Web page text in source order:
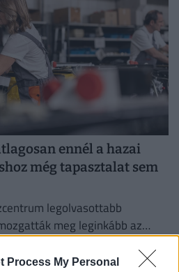
Process My Personal
ennél a hazai
még tapasztalat sem
legolvasottabb
meg leginkább az